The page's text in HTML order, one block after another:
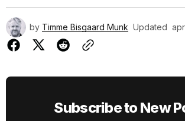
by Timme Bisgaard Munk Updated
Subscribe to New